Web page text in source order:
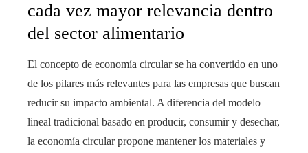
cada vez mayor relevancia dentro
del sector alimentario
El concepto de economía circular se ha convertido en uno
de los pilares más relevantes para las empresas que buscan
reducir su impacto ambiental. A diferencia del modelo
lineal tradicional basado en producir, consumir y desechar,
la economía circular propone mantener los materiales y